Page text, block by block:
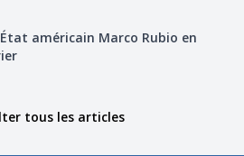
américain Marco Rubio en
tous les articles